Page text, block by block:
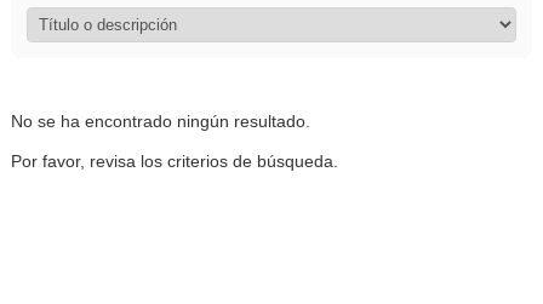
No se ha encontrado ningún resultado.
Por favor, revisa los criterios de búsqueda.